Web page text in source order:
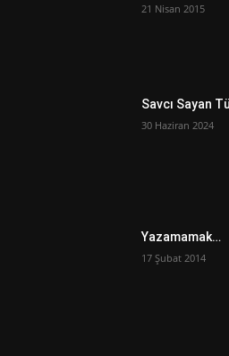
21 Nisan 2015
Savcı Sayan
30 Haziran 2024
Yazamamak…
17 Şubat 2014